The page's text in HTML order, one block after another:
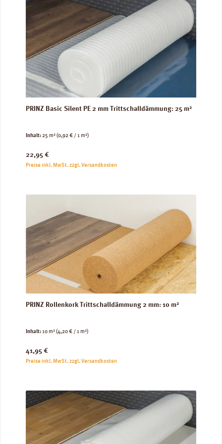
PRINZ Basic Silent PE 2 mm Trittschalldämmung: 25 m²
Inhalt:25 m²(0,92 € / 1 m²)
Regulärer Preis:
22,95 €
Preise inkl. MwSt. zzgl. Versandkosten
PRINZ Rollenkork Trittschalldämmung 2 mm: 10 m²
Inhalt:10 m²(4,20 € / 1 m²)
Regulärer Preis:
41,95 €
Preise inkl. MwSt. zzgl. Versandkosten